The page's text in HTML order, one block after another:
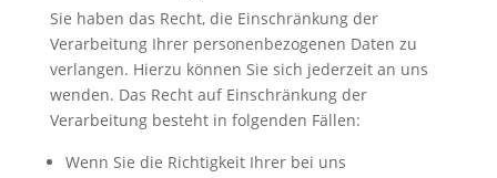
Sie haben das Recht, die Einschränkung der
Verarbeitung Ihrer personenbezogenen Daten zu
verlangen. Hierzu können Sie sich jederzeit an uns
wenden. Das Recht auf Einschränkung der
Verarbeitung besteht in folgenden Fällen:
Wenn Sie die Richtigkeit Ihrer bei uns